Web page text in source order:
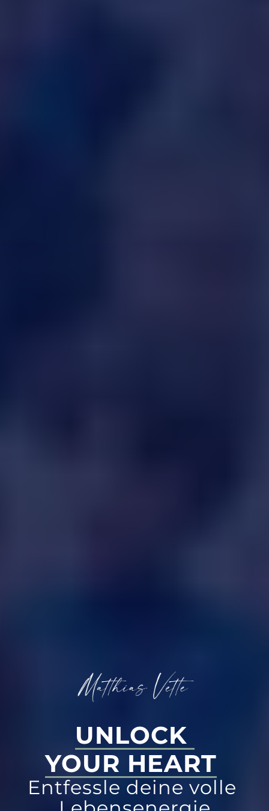
UNLOCK
YOUR HEART
Entfessle deine volle